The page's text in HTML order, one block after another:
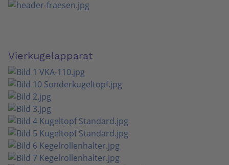
Vierkugelapparat